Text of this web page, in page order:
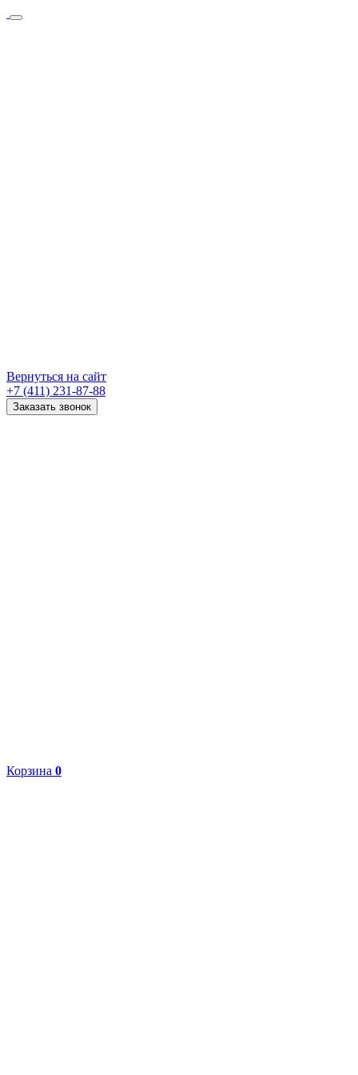
Вернуться на сайт
+7 (411) 231-87-88
Заказать звонок
Корзина 0